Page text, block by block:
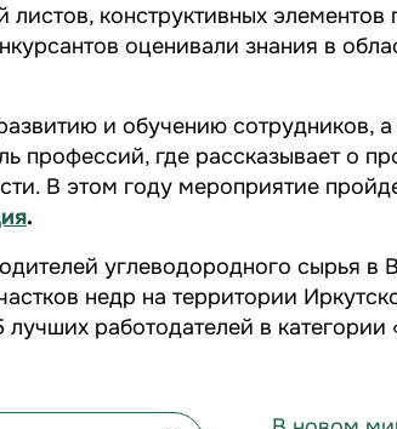
конструктивных
оценивали знания в
и обучению сотрудников,
профессий, где рассказывает о
В этом году мероприятие
.
углеводородного сырья
недр на территории
работодателей в категории